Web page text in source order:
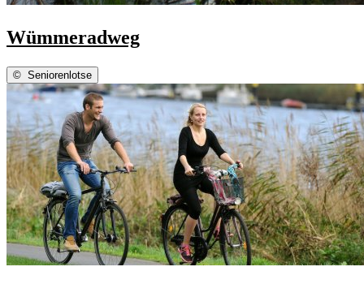
Wümmeradweg
© Seniorenlotse